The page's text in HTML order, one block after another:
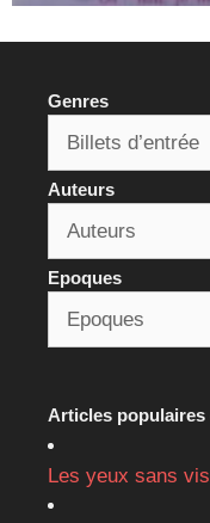
Genres
Auteurs
Epoques
Articles populaires
Les yeux sans